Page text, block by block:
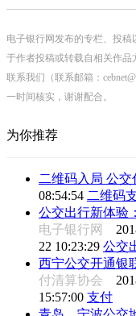
电子银行网发布的专栏、投
于作者投稿或转载自相关作
联系我们（联系邮箱：
一时间核实，谢谢配合。
为你推荐
二维码入局 公
08:54:54 二维码
公交出行新体验
电子银行网
22 10:23:29 公交
西宁公交开通银
付清算协会
15:57:00 支付